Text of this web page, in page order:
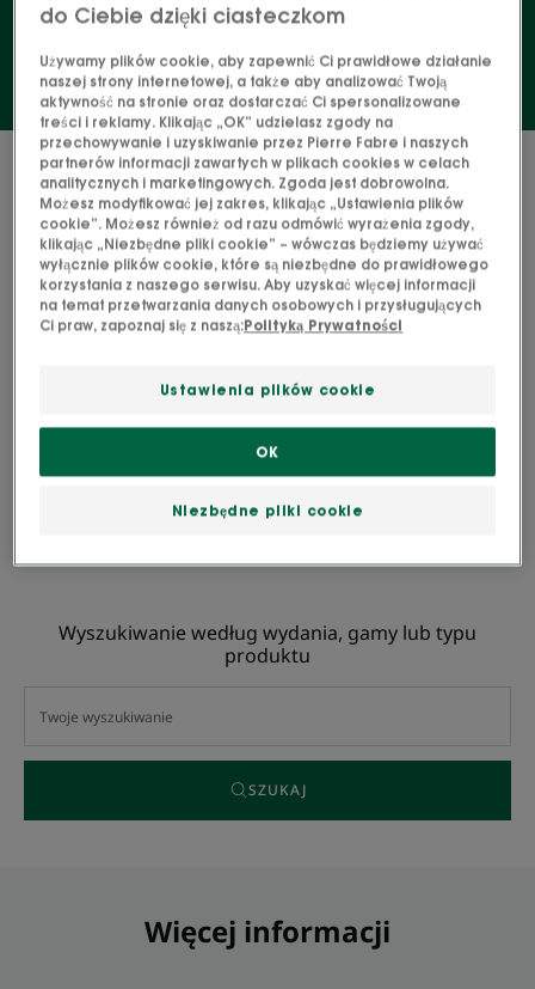
1 wynik "Wrażliwa skóra głowy"
ŁAGODZENIE
Odżywka
ochronna
i
przeciw
piwonią
ochronna i przeciw
Wyszukiwanie według wydania, gamy lub typu
produktu
SZUKAJ
Więcej informacji
do Ciebie dzięki ciasteczkom
Używamy plików cookie, aby zapewnić Ci prawidłowe działanie
naszej strony internetowej, a także aby analizować Twoją
aktywność na stronie oraz dostarczać Ci spersonalizowane
treści i reklamy. Klikając „OK” udzielasz zgody na
przechowywanie i uzyskiwanie przez Pierre Fabre i naszych
partnerów informacji zawartych w plikach cookies w celach
analitycznych i marketingowych. Zgoda jest dobrowolna.
Możesz modyfikować jej zakres, klikając „Ustawienia plików
cookie”. Możesz również od razu odmówić wyrażenia zgody,
klikając „Niezbędne pliki cookie” – wówczas będziemy używać
wyłącznie plików cookie, które są niezbędne do prawidłowego
korzystania z naszego serwisu. Aby uzyskać więcej informacji
na temat przetwarzania danych osobowych i przysługujących
Ci praw, zapoznaj się z naszą:Polityką Prywatności
Ustawienia plików cookie
Niezbędne pliki cookie
OK